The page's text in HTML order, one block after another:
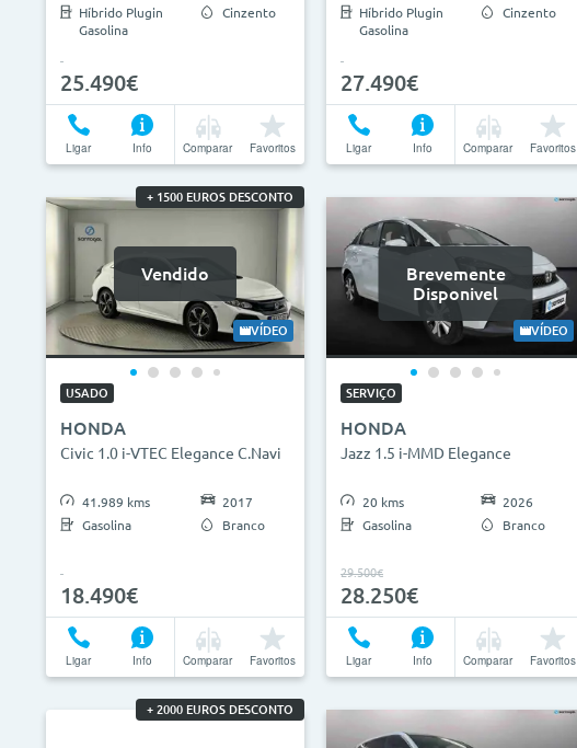
Híbrido Plugin
Gasolina
Cinzento
25.490€
Ligar Info Comparar Favoritos
Híbrido Plugin
Gasolina
Cinzento
27.490€
Ligar Info Comparar Favoritos
+ 1500 EUROS DESCONTO
Vendido
VÍDEO
USADO
HONDA
Civic 1.0 i-VTEC Elegance C.Navi
41.989 kms
Gasolina
2017
Branco
18.490€
Ligar Info Comparar Favoritos
Brevemente
Disponivel
VÍDEO
SERVIÇO
HONDA
Jazz 1.5 i-MMD Elegance
20 kms
Gasolina
2026
Branco
29.500€
28.250€
Ligar Info Comparar Favoritos
+ 2000 EUROS DESCONTO